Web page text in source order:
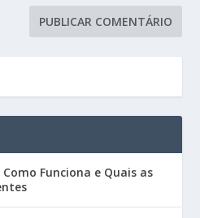
Funciona e Quais as